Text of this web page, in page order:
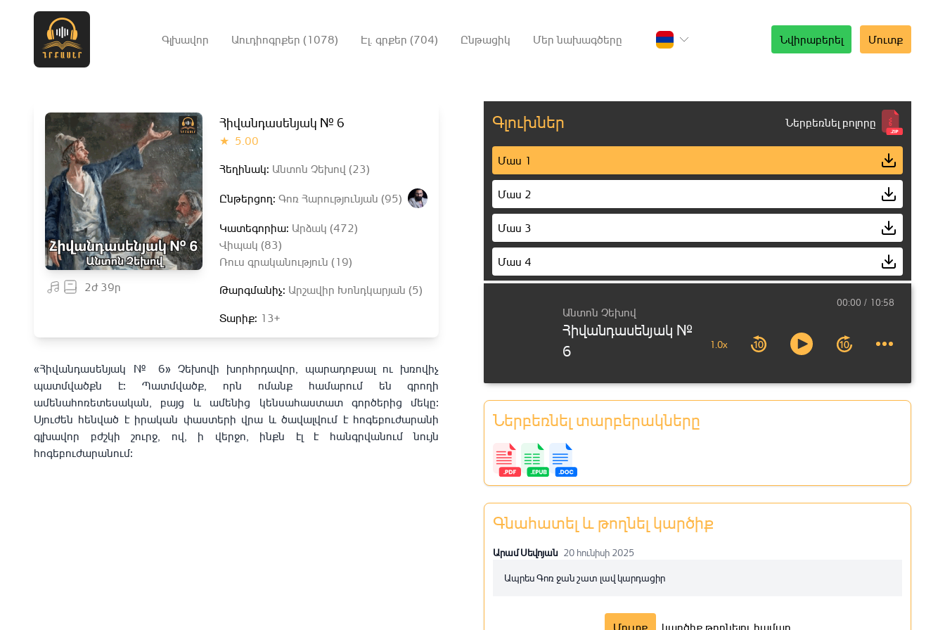
Նվիրաբերել Մուտք
Գլխավոր Աուդիոգրքեր (1078) Էլ. գրքեր (704) Ընթացիկ Մեր նախագծերը
2ժ 39ր
Հիվանդասենյակ № 6
★ 5.00
Հեղինակ: Անտոն Չեխով (23)
Ընթերցող: Գոռ Հարությունյան (95)
Կատեգորիա: Արձակ (472)
Վիպակ (83)
Ռուս գրականություն (19)
Թարգմանիչ: Արշավիր Խոնդկարյան (5)
Տարիք: 13+
«Հիվանդասենյակ № 6» Չեխովի խորհրդավոր, պարադոքսալ ու խռովիչ
պատմվածքն է։ Պատմվածք, որն ոմանք համարում են գրողի
ամենահոռետեսական, բայց և ամենից կենսահաստատ գործերից մեկը։
Սյուժեն հենված է իրական փաստերի վրա և ծավալվում է հոգեբուժարանի
գլխավոր բժշկի շուրջ, ով, ի վերջո, ինքն էլ է հանգրվանում նույն
հոգեբուժարանում։
Գլուխներ Ներբեռնել բոլորը
Մաս 1
Մաս 2
Մաս 3
Մաս 4
Մաս 9
Մաս 10
Մաս 12
Անտոն Չեխով
Հիվանդասենյակ №
6
1.0x
00:00 10:58
Ներբեռնել տարբերակները
Գնահատել և թողնել կարծիք
Արամ Սեվոյան 20 հունիսի 2025
Ապրես Գոռ ջան շատ լավ կարդացիր
Մուտք կարծիք թողնելու համար